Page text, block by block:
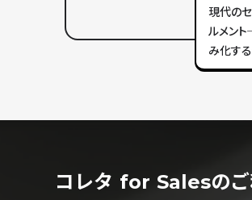
現代の
ルメン
み化す
コレタ for Salesのご